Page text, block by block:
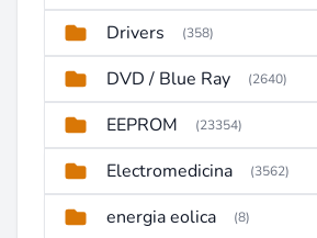
Drivers (358)
DVD / Blue Ray (2640)
EEPROM (23354)
Electromedicina (3562)
energia eolica (8)